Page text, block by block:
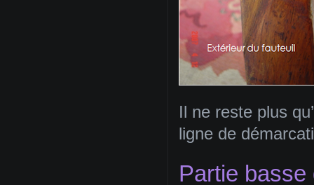
Il ne reste plus
ligne de
Partie